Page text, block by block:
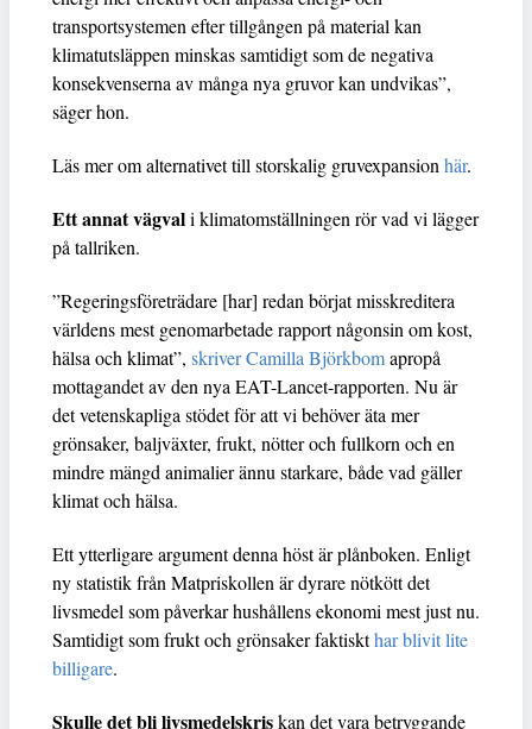
transportsystemen efter tillgången på material kan
klimatutsläppen minskas samtidigt som de negativa
konsekvenserna av många nya gruvor kan undvikas”,
säger hon.
Läs mer om alternativet till storskalig gruvexpansion här.
Ett annat vägvali klimatomställningen rör vad vi lägger
på tallriken.
”Regeringsföreträdare [har] redan börjat misskreditera
världens mest genomarbetade rapport någonsin om kost,
hälsa och klimat”, skriver Camilla Björkbomapropå
mottagandet av den nya EAT-Lancet-rapporten. Nu är
det vetenskapliga stödet för att vi behöver äta mer
grönsaker, baljväxter, frukt, nötter och fullkorn och en
mindre mängd animalier ännu starkare, både vad gäller
klimat och hälsa.
Ett ytterligare argument denna höst är plånboken. Enligt
ny statistik från Matpriskollen är dyrare nötkött det
livsmedel som påverkar hushållens ekonomi mest just nu.
Samtidigt som frukt och grönsaker faktiskthar blivit lite
billigare.
Skulle det bli livsmedelskriskan det vara betryggande